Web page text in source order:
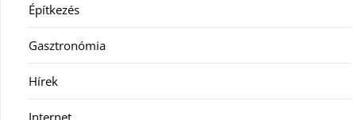
Építkezés
Gasztronómia
Hírek
Internet